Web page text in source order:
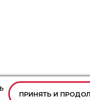
ПРИНЯТЬ И